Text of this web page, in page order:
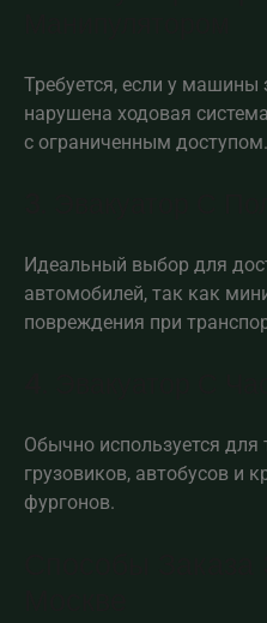
Требуется, если у
нарушена ходовая
с ограниченным доступом.
Идеальный выбор для
автомобилей, так как
повреждения при
Обычно используется для
грузовиков, автобусов и
фургонов.